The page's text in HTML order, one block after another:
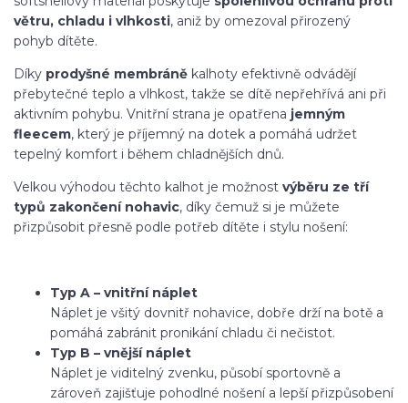
větru, chladu i vlhkosti, aniž by omezoval přirozený
pohyb dítěte.
Díky prodyšné membráně kalhoty efektivně odvádějí
přebytečné teplo a vlhkost, takže se dítě nepřehřívá ani při
aktivním pohybu. Vnitřní strana je opatřena jemným
fleecem, který je příjemný na dotek a pomáhá udržet
tepelný komfort i během chladnějších dnů.
Velkou výhodou těchto kalhot je možnost výběru ze tří
typů zakončení nohavic, díky čemuž si je můžete
přizpůsobit přesně podle potřeb dítěte i stylu nošení:
Typ A – vnitřní náplet
Náplet je všitý dovnitř nohavice, dobře drží na botě a
pomáhá zabránit pronikání chladu či nečistot.
Typ B – vnější náplet
Náplet je viditelný zvenku, působí sportovně a
zároveň zajišťuje pohodlné nošení a lepší přizpůsobení